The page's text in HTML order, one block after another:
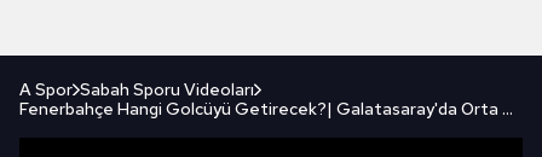
A Spor Sabah Sporu Videoları
Fenerbahçe Hangi Golcüyü Getirecek?| Galatasaray'da Orta Saha Gündemi| Beşiktaş'ta Kimler Ayrılacak?